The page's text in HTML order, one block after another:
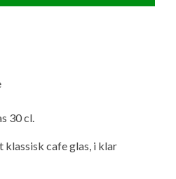
at vide
campingvogn
og sikkerhedsapp
vand i campingvognen
30 cl.
klassisk cafe glas, i klar